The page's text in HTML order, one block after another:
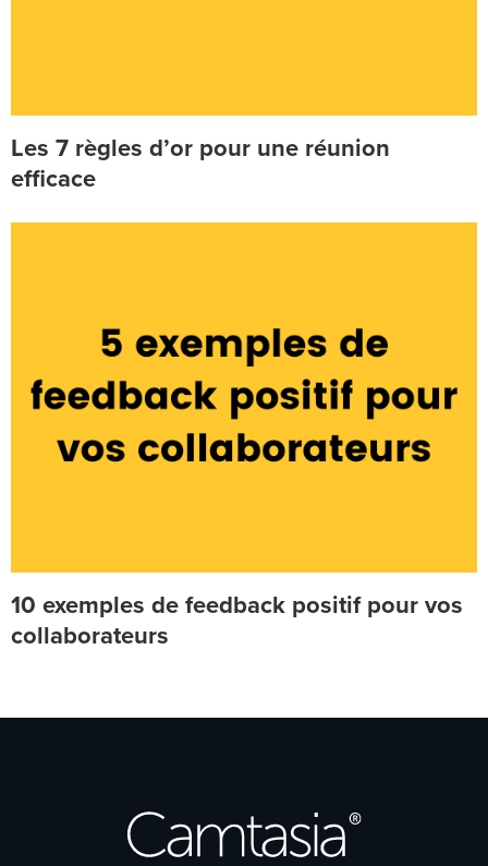
Les 7 règles d’or pour une réunion
efficace
10 exemples de feedback positif pour vos
collaborateurs